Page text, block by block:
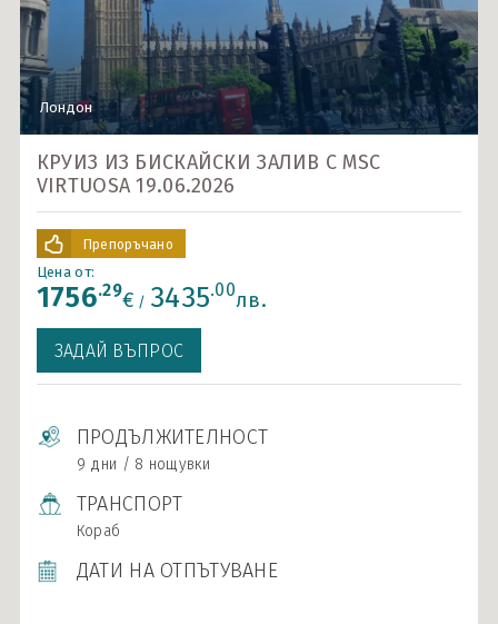
Карибски острови и САЩ
Ла Манш
Норвежки фиорди
Северно море и Исландия
Средиземно море
Южна Америка
Индивидуални круизи
Лондон
КРУИЗ ИЗ БИСКАЙСКИ ЗАЛИВ С MSC
VIRTUOSA 19.06.2026
Препоръчано
ЗАДАЙ ВЪПРОС
Цена от:
1756.29€ / 3435.00лв.
ПРОДЪЛЖИТЕЛНОСТ
9 дни / 8 нощувки
ТРАНСПОРТ
Кораб
ДАТИ НА ОТПЪТУВАНЕ